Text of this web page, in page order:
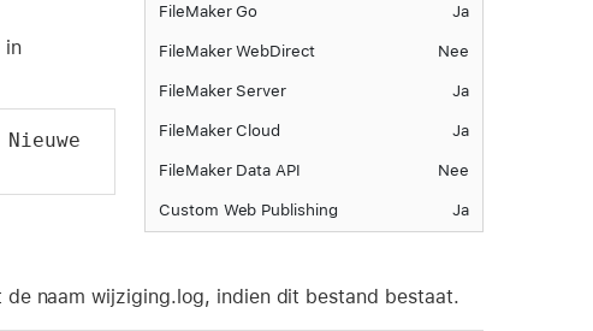
FileMaker Go Ja
FileMaker WebDirect Nee
FileMaker Server Ja
FileMaker Cloud Ja
FileMaker Data API Nee
Custom Web Publishing Ja
in
naam wijziging.log, indien dit bestand bestaat.